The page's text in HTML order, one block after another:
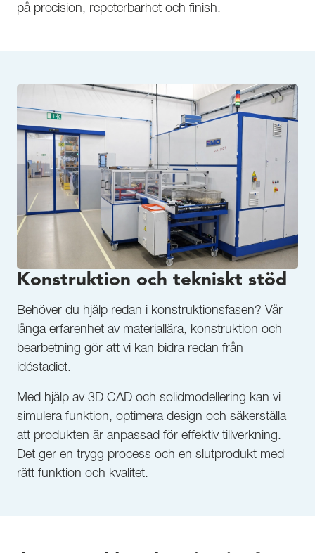
på precision, repeterbarhet och finish.
Konstruktion och tekniskt stöd
Behöver du hjälp redan i konstruktionsfasen? Vår
långa erfarenhet av materiallära, konstruktion och
bearbetning gör att vi kan bidra redan från
idéstadiet.
Med hjälp av 3D CAD och solidmodellering kan vi
simulera funktion, optimera design och säkerställa
att produkten är anpassad för effektiv tillverkning.
Det ger en trygg process och en slutprodukt med
rätt funktion och kvalitet.